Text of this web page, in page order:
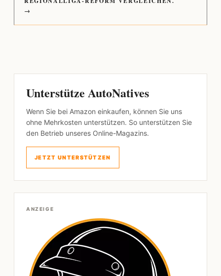
→
Unterstütze AutoNatives
Wenn Sie bei Amazon einkaufen, können Sie uns
ohne Mehrkosten unterstützen. So unterstützen Sie
den Betrieb unseres Online-Magazins.
JETZT UNTERSTÜTZEN
ANZEIGE